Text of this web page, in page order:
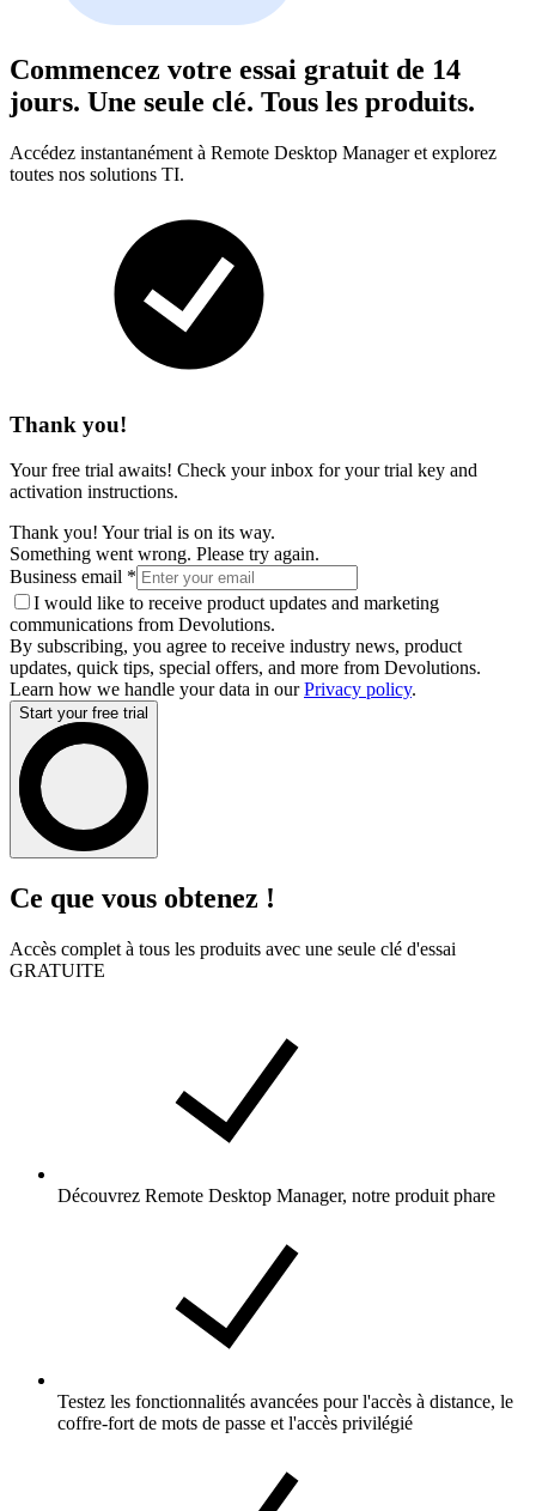
Commencez votre essai gratuit de 14
jours. Une seule clé. Tous les produits.
Accédez instantanément à Remote Desktop Manager et explorez
toutes nos solutions TI.
Thank you!
Your free trial awaits! Check your inbox for your trial key and
activation instructions.
Thank you! Your trial is on its way.
Something went wrong. Please try again.
Business email *
I would like to receive product updates and marketing
communications from Devolutions.
By subscribing, you agree to receive industry news, product
updates, quick tips, special offers, and more from Devolutions.
Learn how we handle your data in ourPrivacy policy.
Start your free trial
Ce que vous obtenez !
Accès complet à tous les produits avec une seule clé d'essai
GRATUITE
Découvrez Remote Desktop Manager, notre produit phare
Testez les fonctionnalités avancées pour l'accès à distance, le
coffre-fort de mots de passe et l'accès privilégié